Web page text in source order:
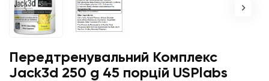
Передтренувальний Комплекс
Jack3d 250 g 45 порцій USPlabs